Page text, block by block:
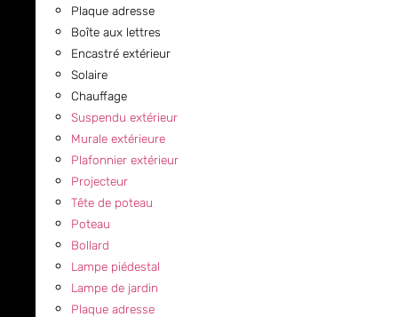
Plaque adresse
Boîte aux lettres
Encastré extérieur
Solaire
Chauffage
Suspendu extérieur
Murale extérieure
Plafonnier extérieur
Projecteur
Tête de poteau
Poteau
Bollard
Lampe piédestal
Lampe de jardin
Plaque adresse